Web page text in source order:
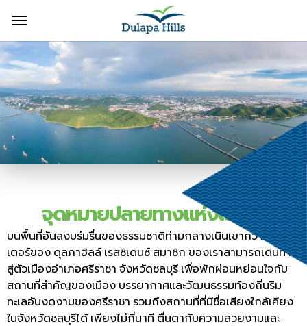
จุดหมายปลายทางแห่งเอเชีย
บนพื้นที่อันสงบร่มรื่นของธรรมชาติท่ามกลางเนินเขากว่า 3เฮค
เตอร์ของ ดุลภาฮิลล์ เรสซิเดนซ์ สมาชิก ของเราสามารถเดินทาง
สู่ตัวเมืองอำเภอศรีราชา จังหวัดชลบุรี เพื่อพักผ่อนหย่อนใจกับ
สถานที่สำคัญของเมือง บรรยากาศและวัฒนธรรมท้องถิ่นริม
ทะเลอันงดงามของศรีราชา รวมถึงสถานที่ที่มีชื่อเสียงใกล้เคียง
ในจังหวัดชลบุรีได้ เพียงไม่กี่นาที ตื่นตากับความสวยงามและ